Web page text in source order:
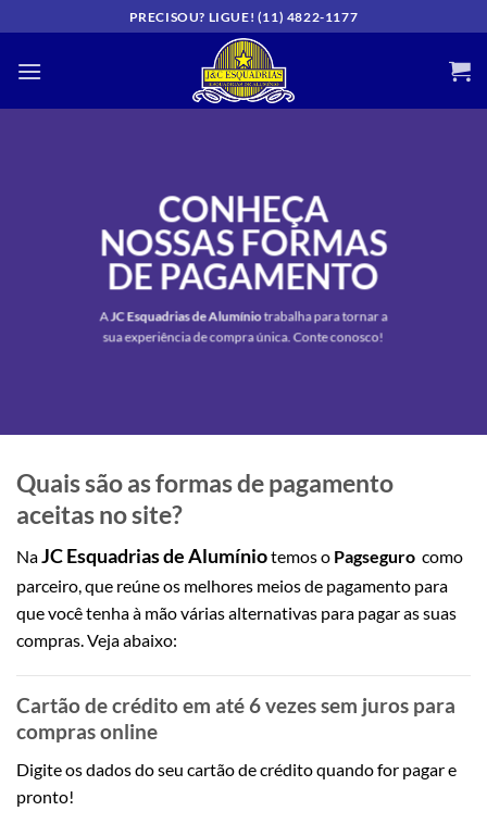
to
content
PRECISOU? LIGUE! (11) 4822-1177
CONHEÇA
NOSSAS FORMAS
DE PAGAMENTO
AJC Esquadrias de Alumíniotrabalha para tornar a
sua experiência de compra única. Conte conosco!
Quais são as formas de pagamento
aceitas no site?
NaJC Esquadrias de Alumíniotemos o Pagseguro como
parceiro, que reúne os melhores meios de pagamento para
que você tenha à mão várias alternativas para pagar as suas
compras. Veja abaixo:
Cartão de crédito em até6 vezes sem juros para
compras online
Digite os dados do seu cartão de crédito quando for pagar e
pronto!